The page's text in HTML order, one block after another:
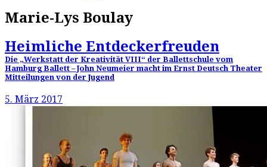
Marie-Lys Boulay
Heimliche Entdeckerfreuden
Die „Werkstatt der Kreativität VIII“ der Ballettschule vom
Hamburg Ballett – John Neumeier macht im Ernst Deutsch Theater
Mitteilungen von der Jugend
5. März 2017